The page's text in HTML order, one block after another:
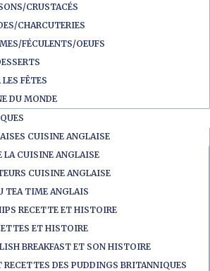
CRUSTACÉS
CHARCUTERIES
FÉCULENTS/OEUFS
FÊTES
DU MONDE
CUISINE ANGLAISE
LA CUISINE ANGLAISE
CUISINE ANGLAISE
TEA TIME ANGLAIS
RECETTE ET HISTOIRE
ET HISTOIRE
BREAKFAST ET SON HISTOIRE
RECETTES DES PUDDINGS BRITANNIQUES